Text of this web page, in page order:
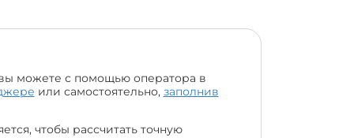
можете с помощью оператора в
или самостоятельно, заполнив
чтобы рассчитать точную